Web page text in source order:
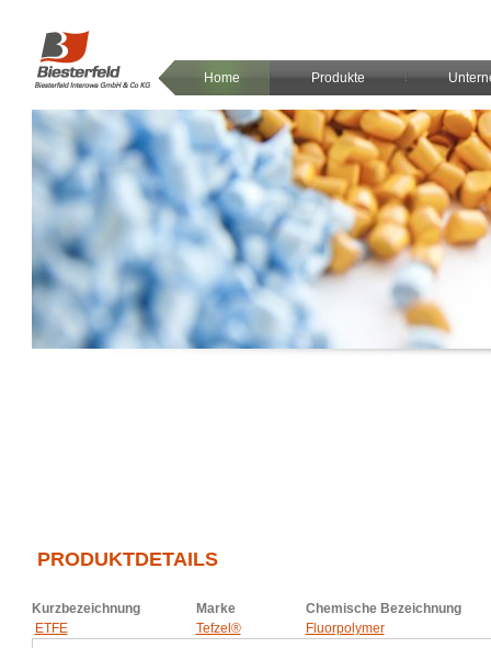
Home Produkte
PRODUKTDETAILS
Kurzbezeichnung Marke
Chemische Bezeichnung
ETFE
Tefzel® Fluorpolymer